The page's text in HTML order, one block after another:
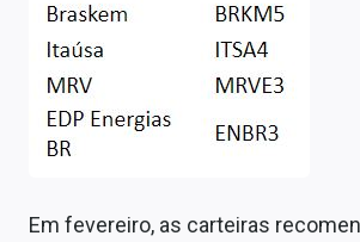
Em fevereiro, as carteiras